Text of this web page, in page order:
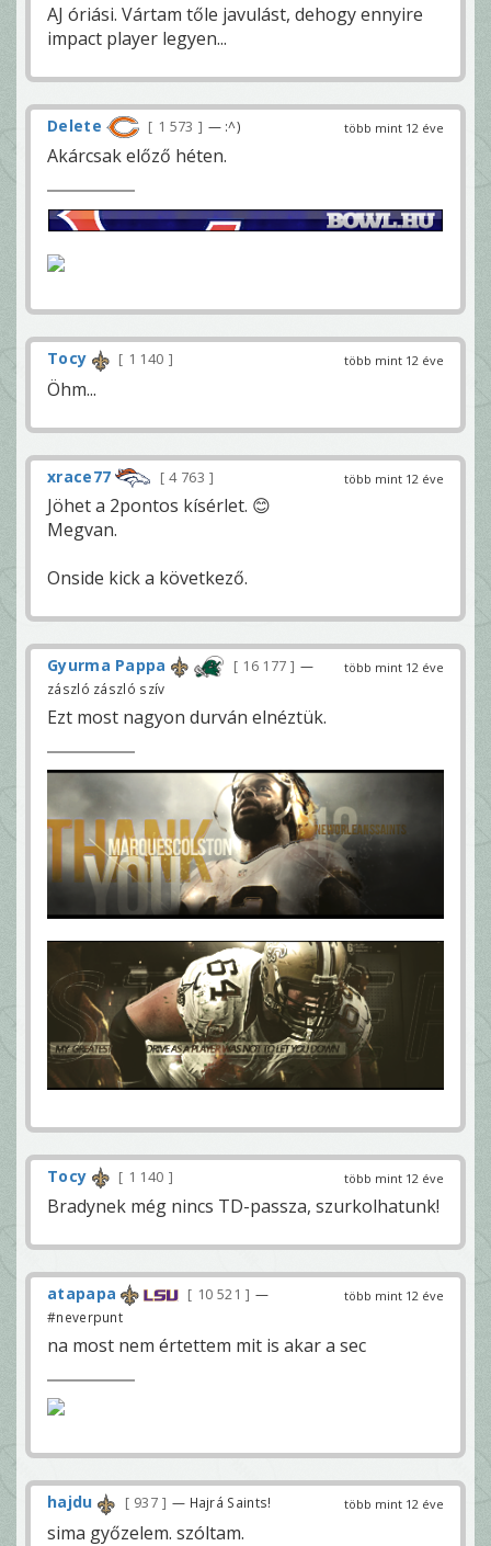
AJ óriási. Vártam tőle javulást, dehogy ennyire
impact player legyen...
több mint 12 éve
Delete 1 573 — :^)
Akárcsak előző héten.
több mint 12 éve
Tocy 1 140
Öhm...
több mint 12 éve
xrace77 4 763
Jöhet a 2pontos kísérlet. 😊
Megvan.
Onside kick a következő.
több mint 12 éve
Gyurma Pappa 16 177
—
zászló zászló szív
Ezt most nagyon durván elnéztük.
több mint 12 éve
Tocy 1 140
Bradynek még nincs TD-passza, szurkolhatunk!
több mint 12 éve
atapapa 10 521
—
#neverpunt
na most nem értettem mit is akar a sec
több mint 12 éve
hajdu 937 — Hajrá Saints!
sima győzelem. szóltam.